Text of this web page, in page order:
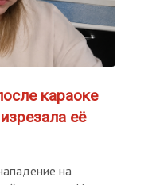
караоке
её
на